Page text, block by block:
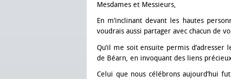
Mesdames et Messieurs,
En m’inclinant devant les hautes
voudrais aussi partager avec chacun de
Qu’il me soit ensuite permis d’adresser
de Béarn, en invoquant des liens
Celui que nous célébrons aujourd’hui